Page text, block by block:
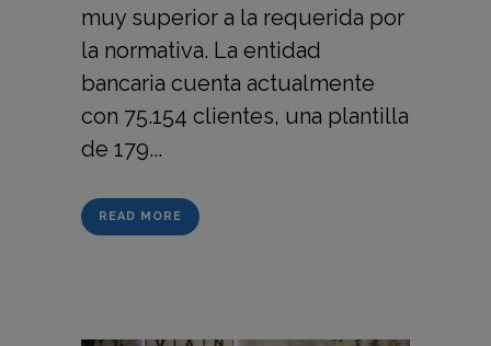
muy superior a la requerida por
la normativa. La entidad
bancaria cuenta actualmente
con 75.154 clientes, una plantilla
de 179...
READ MORE